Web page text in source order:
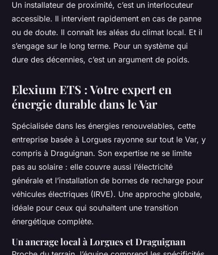
Un installateur de proximité, c’est un interlocuteur
accessible. Il intervient rapidement en cas de panne
ou de doute. Il connaît les aléas du climat local. Et il
s’engage sur le long terme. Pour un système qui
dure des décennies, c’est un argument de poids.
Elexium ETS : Votre expert en
énergie durable dans le Var
Spécialisée dans les énergies renouvelables, cette
entreprise basée à Lorgues rayonne sur tout le Var, y
compris à Draguignan. Son expertise ne se limite
pas au solaire : elle couvre aussi l’électricité
générale et l’installation de bornes de recharge pour
véhicules électriques (IRVE). Une approche globale,
idéale pour ceux qui souhaitent une transition
énergétique complète.
Un ancrage local à Lorgues et Draguignan